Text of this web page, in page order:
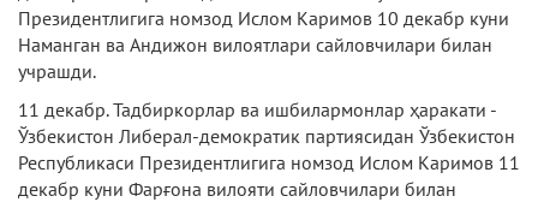
Президентлигига номзод Ислом Каримов 10 декабр куни
Наманган ва Андижон вилоятлари сайловчилари билан
учрашди.
11 декабр. Тадбиркорлар ва ишбилармонлар ҳаракати -
Ўзбекистон Либерал-демократик партиясидан Ўзбекистон
Республикаси Президентлигига номзод Ислом Каримов 11
декабр куни Фарғона вилояти сайловчилари билан